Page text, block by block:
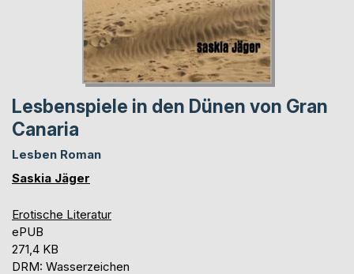
Lesbenspiele in den Dünen von Gran
Canaria
Lesben Roman
Saskia Jäger
Erotische Literatur
ePUB
271,4 KB
DRM: Wasserzeichen